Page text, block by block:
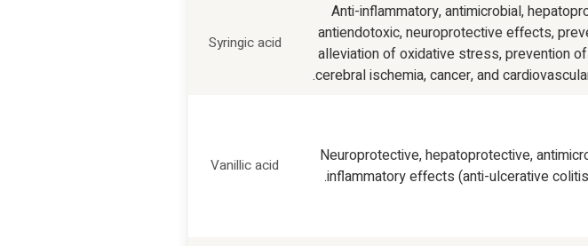
Anti-inflammatory, antimicrobial,
antiendotoxic, neuroprotective effects,
alleviation of oxidative stress, prevention
cerebral ischemia, cancer, and
Syringic acid
Neuroprotective, hepatoprotective,
inflammatory effects (anti-ulcerative
Vanillic acid